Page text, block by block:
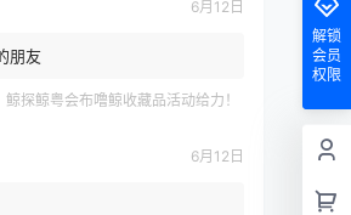
6月12日
朋友
鲸探鲸粤会布噜鲸收藏品活动给力！
6月12日
解锁
会员
权限